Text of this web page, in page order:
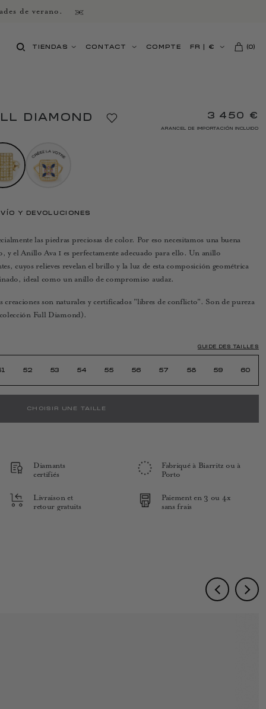
de verano.
TIENDAS CONTACT COMPTE FR € (0)
DIAMOND 3 450 €
ARANCEL DE IMPORTACIÓN INCLUIDO
Y DEVOLUCIONES
las piedras preciosas de color. Por eso necesitamos una buena
y el Anillo Ava 1 es perfectamente adecuado para ello. Un anillo
cuyos relieves revelan el brillo y la luz de esta composición geométrica
ideal como un anillo de compromiso audaz.
creaciones son naturales y certificados "libres de conflicto". Son de pureza
Full Diamond).
GUIDE DES TAILLES
52 53 54 55 56 57 58 59 60
CHOISIR UNE TAILLE
Diamants
certifiés
Fabriqué à Biarritz ou à
Porto
Livraison et
retour gratuits
Paiement en 3 ou 4x
sans frais